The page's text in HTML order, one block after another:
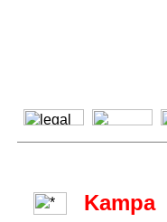
Kampa